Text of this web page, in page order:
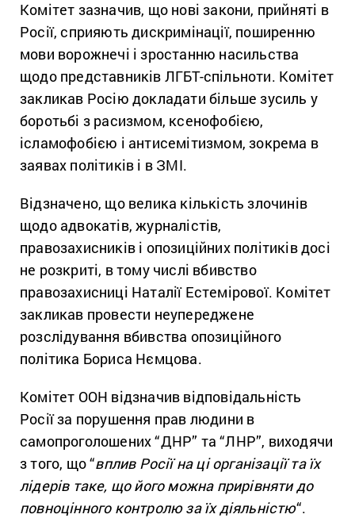
Комітет зазначив, що нові закони, прийняті в
Росії, сприяють дискримінації, поширенню
мови ворожнечі і зростанню насильства
щодо представників ЛГБТ-спільноти. Комітет
закликав Росію докладати більше зусиль у
боротьбі з расизмом, ксенофобією,
ісламофобією і антисемітизмом, зокрема в
заявах політиків і в ЗМІ.
Відзначено, що велика кількість злочинів
щодо адвокатів, журналістів,
правозахисників і опозиційних політиків досі
не розкриті, в тому числі вбивство
правозахисниці Наталії Естемірової. Комітет
закликав провести неупереджене
розслідування вбивства опозиційного
політика Бориса Нємцова.
Комітет ООН відзначив відповідальність
Росії за порушення прав людини в
самопроголошених “ДНР” та “ЛНР”, виходячи
з того, що “вплив Росії на ці організації та їх
лідерів таке, що його можна прирівняти до
повноцінного контролю за їх діяльністю“.